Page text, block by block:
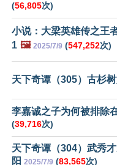
(56,805次)
小说：大梁英雄传之王
1 🖼️ 2025/7/9 (547,252次)
天下奇谭（305）古杉
李嘉诚之子为何被排除
(39,716次)
天下奇谭（304）武秀
阳 2025/7/9 (83,565次)